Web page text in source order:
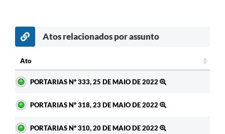
Atos relacionados por assunto
Ato
PORTARIAS Nº 333, 25 DE MAIO DE 2022
PORTARIAS Nº 318, 23 DE MAIO DE 2022
PORTARIAS Nº 310, 20 DE MAIO DE 2022